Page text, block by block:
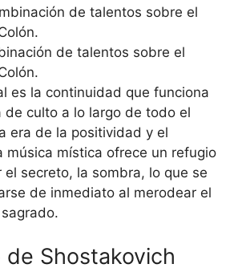
de talentos sobre el
es la continuidad que funciona
de culto a lo largo de todo el
era de la positividad y el
música mística ofrece un refugio
el secreto, la sombra, lo que se
de inmediato al merodear el
de Shostakovich